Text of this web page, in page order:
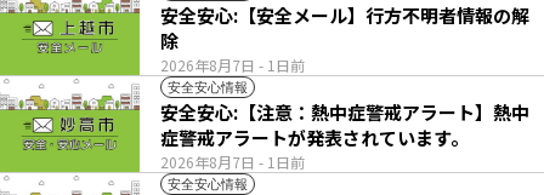
2026年8月7日 - 1日前
安全安心:【安全メール】行方不明者情報の解
除
安全安心情報
2026年8月7日 - 1日前
安全安心:【注意：熱中症警戒アラート】熱中
症警戒アラートが発表されています。
安全安心情報